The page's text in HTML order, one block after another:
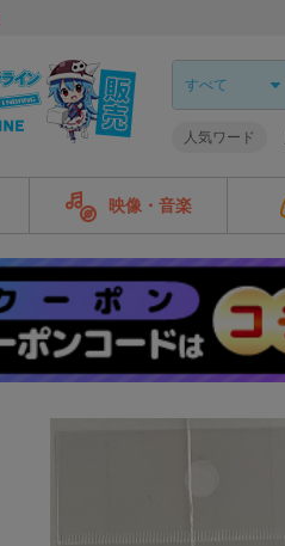
人気ワード
映像・音楽